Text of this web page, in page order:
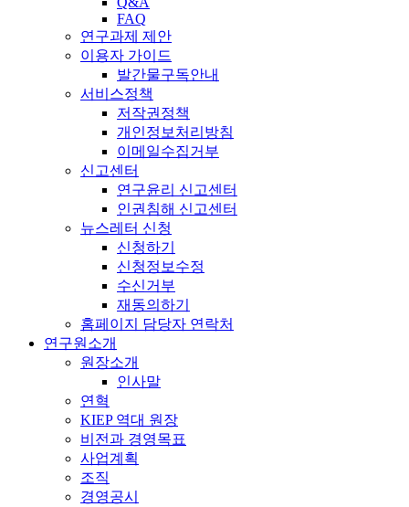
FAQ
연구과제 제안
이용자 가이드
발간물구독안내
서비스정책
저작권정책
개인정보처리방침
이메일수집거부
신고센터
연구윤리 신고센터
인권침해 신고센터
뉴스레터 신청
신청하기
신청정보수정
수신거부
재동의하기
홈페이지 담당자 연락처
연구원소개
원장소개
인사말
연혁
KIEP 역대 원장
비전과 경영목표
사업계획
조직
경영공시